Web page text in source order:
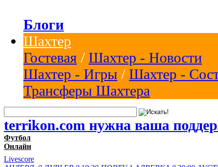
Блоги
Шахтер
Гостевая / Шахтер - Новости
Шахтер - Игры / Шахтер -
Трансферы Шахтера
terrikon.com нужна ваша
Футбол
Онлайн
Livescore